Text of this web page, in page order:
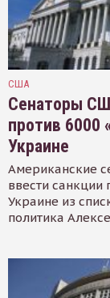
США
Сенаторы
против 6000
Украине
Американские
ввести санкции
Украине из
политика